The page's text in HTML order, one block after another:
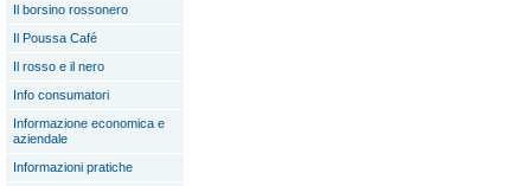
Il borsino rossonero
Il Poussa Café
Il rosso e il nero
Info consumatori
Informazione economica e
aziendale
Informazioni pratiche